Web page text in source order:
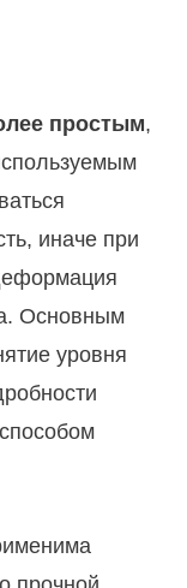
простым,
иначе при
Основным
уровня